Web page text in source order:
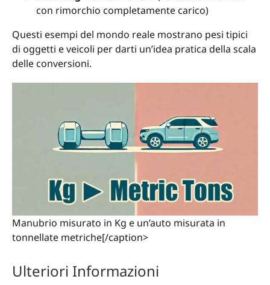
con rimorchio completamente carico)
Questi esempi del mondo reale mostrano pesi tipici
di oggetti e veicoli per darti un’idea pratica della scala
delle conversioni.
Manubrio misurato in Kg e un’auto misurata in
tonnellate metriche[/caption>
Ulteriori Informazioni